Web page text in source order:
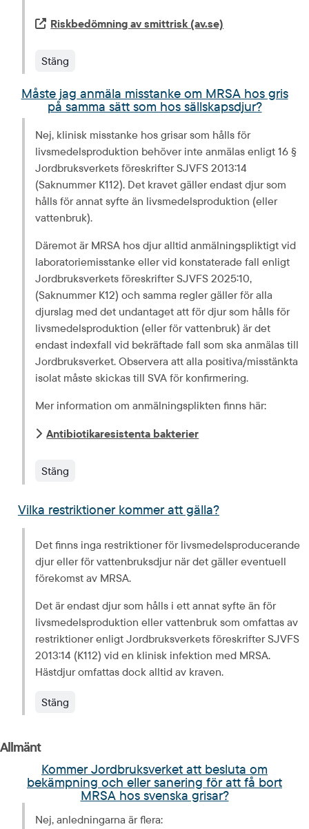
Extern länk.
Riskbedömning av smittrisk (av.se)
Stäng
Måste jag anmäla misstanke om MRSA hos gris
på samma sätt som hos sällskapsdjur?
Nej, klinisk misstanke hos grisar som hålls för
livsmedelsproduktion behöver inte anmälas enligt 16 §
Jordbruksverkets föreskrifter SJVFS 2013:14
(Saknummer K112). Det kravet gäller endast djur som
hålls för annat syfte än livsmedelsproduktion (eller
vattenbruk).
Däremot är MRSA hos djur alltid anmälningspliktigt vid
laboratoriemisstanke eller vid konstaterade fall enligt
Jordbruksverkets föreskrifter SJVFS 2025:10,
(Saknummer K12) och samma regler gäller för alla
djurslag med det undantaget att för djur som hålls för
livsmedelsproduktion (eller för vattenbruk) är det
endast indexfall vid bekräftade fall som ska anmälas till
Jordbruksverket. Observera att alla positiva/misstänkta
isolat måste skickas till SVA för konfirmering.
Mer information om anmälningsplikten finns här:
Antibiotikaresistenta bakterier
Stäng
Vilka restriktioner kommer att gälla?
Det finns inga restriktioner för livsmedelsproducerande
djur eller för vattenbruksdjur när det gäller eventuell
förekomst av MRSA.
Det är endast djur som hålls i ett annat syfte än för
livsmedelsproduktion eller vattenbruk som omfattas av
restriktioner enligt Jordbruksverkets föreskrifter SJVFS
2013:14 (K112) vid en klinisk infektion med MRSA.
Hästdjur omfattas dock alltid av kraven.
Stäng
Allmänt
Kommer Jordbruksverket att besluta om
bekämpning och eller sanering för att få bort
MRSA hos svenska grisar?
Nej, anledningarna är flera: